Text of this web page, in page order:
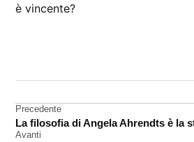
è vincente?
Navigazione
articoli
Precedente
La filosofia di Angela Ahrendts è la
Avanti